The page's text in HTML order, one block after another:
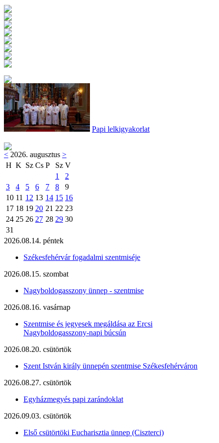
Papi lelkigyakorlat
< 2026. augusztus >
H K Sz Cs P Sz V
1
2
3
4 5 6 7 8
9
10 11 12 13 14 15 16
17 18 19 20 21 22 23
24 25 26 27 28 29 30
31
2026.08.14. péntek
Székesfehérvár fogadalmi szentmiséje
2026.08.15. szombat
Nagyboldogasszony ünnep - szentmise
2026.08.16. vasárnap
Szentmise és jegyesek megáldása az Ercsi
Nagyboldogasszony-napi búcsún
2026.08.20. csütörtök
Szent István király ünnepén szentmise Székesfehérváron
2026.08.27. csütörtök
Egyházmegyés papi zarándoklat
2026.09.03. csütörtök
Első csütörtöki Eucharisztia ünnep (Ciszterci)